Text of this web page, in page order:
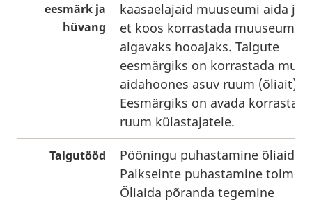
eesmärk ja
hüvang
kaasaelajaid muuseumi aida
et koos korrastada muuseumi
algavaks hooajaks. Talgute
eesmärgiks on korrastada
aidahoones asuv ruum (õliait).
Eesmärgiks on avada
ruum külastajatele.
Talgutööd
Pööningu puhastamine õliaida
Palkseinte puhastamine
Õliaida põranda tegemine